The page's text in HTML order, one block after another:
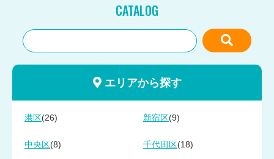
CATALOG
エリアから探す
港区 (26) 新宿区 (9)
中央区 (8) 千代田区 (18)